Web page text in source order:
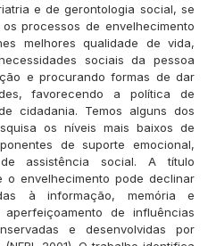
e de gerontologia social, se
processos de envelhecimento
melhores qualidade de vida,
sociais da pessoa
e procurando formas de dar
favorecendo a política de
cidadania. Temos alguns dos
os níveis mais baixos de
de suporte emocional,
assistência social. A título
o envelhecimento pode declinar
à informação, memória e
de influências
e desenvolvidas por